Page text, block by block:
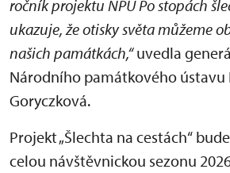
ročník projektu NPÚ Po stopách
ukazuje, že otisky světa můžeme
našich památkách,“uvedla
Národního památkového ústavu
Goryczková.
Projekt „Šlechta na cestách“
celou návštěvnickou sezonu